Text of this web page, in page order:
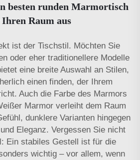
besten runden Marmortisch
Raum aus
ist der Tischstil. Möchten Sie
oder eher traditionellere Modelle
eine breite Auswahl an Stilen,
einen finden, der Ihrem
Auch die Farbe des Marmors
Marmor verleiht dem Raum
dunklere Varianten hingegen
Eleganz. Vergessen Sie nicht
Ein stabiles Gestell ist für die
wichtig – vor allem, wenn